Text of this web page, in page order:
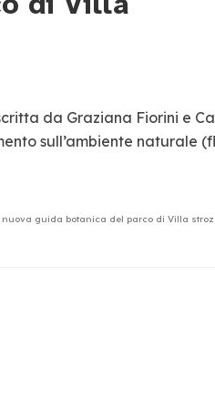
da Graziana Fiorini e
sull’ambiente naturale
nuova guida botanica del parco di Villa